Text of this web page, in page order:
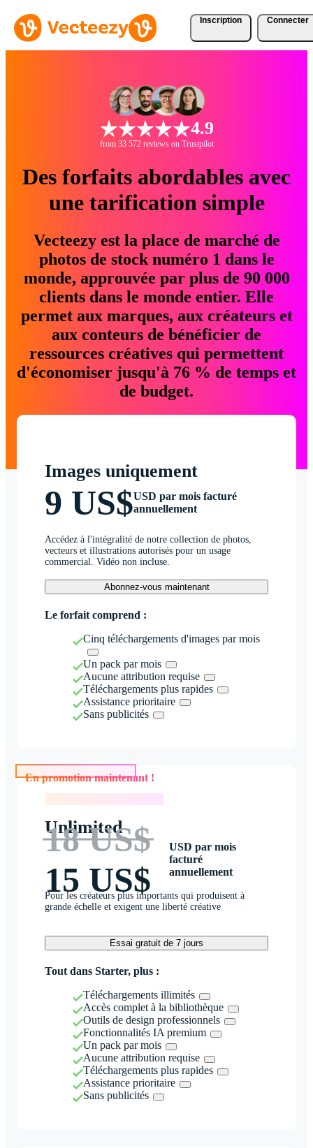
Inscription Connecter
4.9
from 33 572 reviews on Trustpilot
Des forfaits abordables avec
une tarification simple
Vecteezy est la place de marché de
photos de stock numéro 1 dans le
monde, approuvée par plus de 90 000
clients dans le monde entier. Elle
permet aux marques, aux créateurs et
aux conteurs de bénéficier de
ressources créatives qui permettent
d'économiser jusqu'à 76 % de temps et
de budget.
Images uniquement
9 US$USD par mois facturé
annuellement
Accédez à l'intégralité de notre collection de photos,
vecteurs et illustrations autorisés pour un usage
commercial. Vidéo non incluse.
Abonnez-vous maintenant
Le forfait comprend :
Cinq téléchargements d'images par mois
Un pack par mois
Aucune attribution requise
Téléchargements plus rapides
Assistance prioritaire
Sans publicités
En promotion maintenant !
Unlimited
18 US$
15 US$
USD par mois
facturé
annuellement
Pour les créateurs plus importants qui produisent à
grande échelle et exigent une liberté créative
Essai gratuit de 7 jours
Tout dans Starter, plus :
Téléchargements illimités
Accès complet à la bibliothèque
Outils de design professionnels
Fonctionnalités IA premium
Un pack par mois
Aucune attribution requise
Téléchargements plus rapides
Assistance prioritaire
Sans publicités